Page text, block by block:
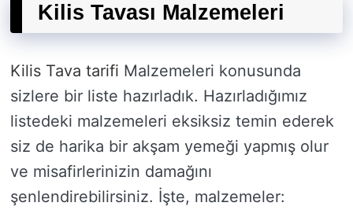
Kilis Tavası Malzemeleri
Kilis Tava tarifi Malzemeleri konusunda
sizlere bir liste hazırladık. Hazırladığımız
listedeki malzemeleri eksiksiz temin ederek
siz de harika bir akşam yemeği yapmış olur
ve misafirlerinizin damağını
şenlendirebilirsiniz. İşte, malzemeler: